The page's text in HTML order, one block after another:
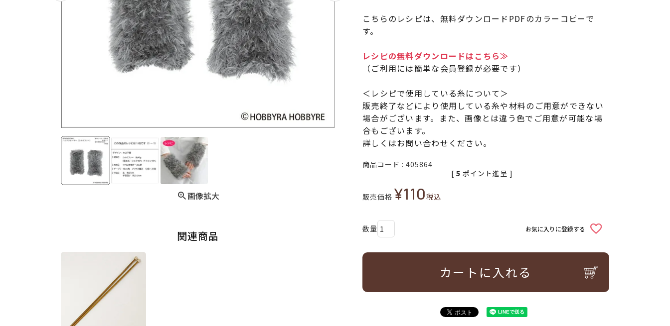
画像拡大
関連商品
こちらのレシピは、無料ダウンロードPDFのカラーコピーで
す。
レシピの無料ダウンロードはこちら≫
（ご利用には簡単な会員登録が必要です）
＜レシピで使用している糸について＞
販売終了などにより使用している糸や材料のご用意ができない
場合がございます。また、画像とは違う色でご用意が可能な場
合もございます。
詳しくはお問い合わせください。
商品コード 405864
販売価格 ¥110税込
[ 5 ポイント進呈 ]
お気に入りに登録する
カートに入れる